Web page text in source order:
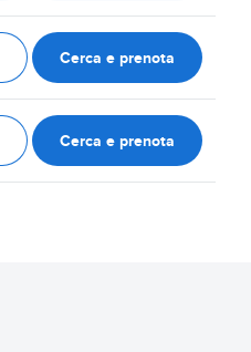
Cerca e prenota
Cerca e prenota